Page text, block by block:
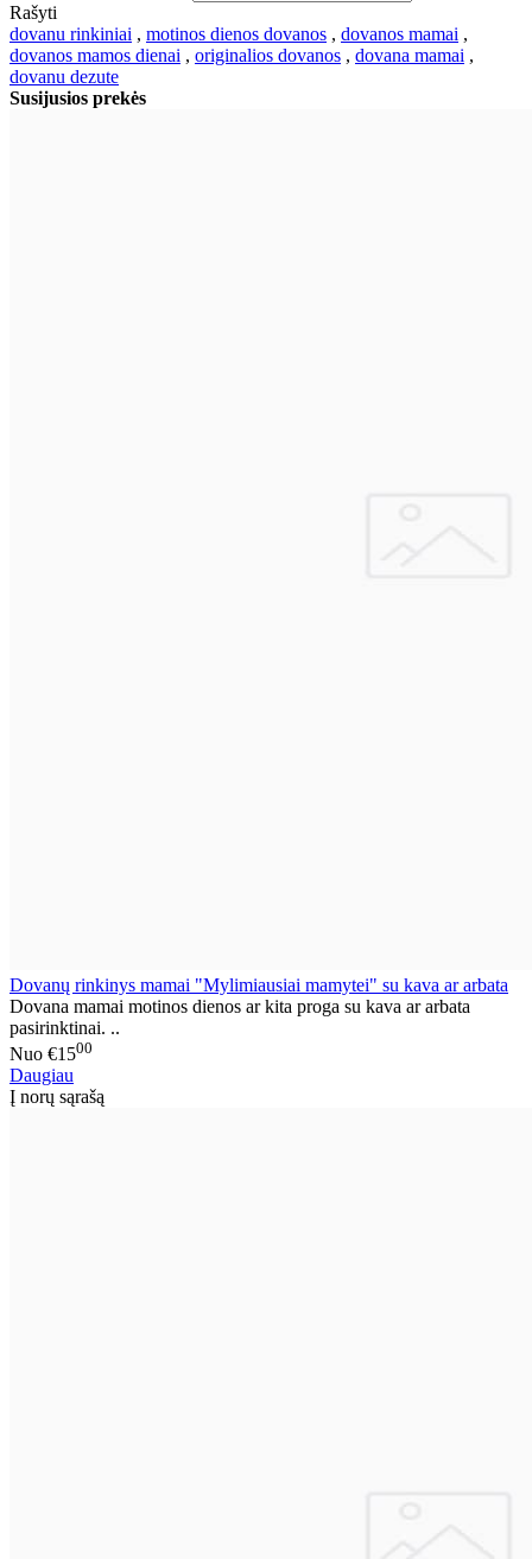
Rašyti
dovanu rinkiniai , motinos dienos dovanos , dovanos mamai ,
dovanos mamos dienai , originalios dovanos , dovana mamai ,
dovanu dezute
Susijusios prekės
Dovanų rinkinys mamai "Mylimiausiai mamytei" su kava ar arbata
Dovana mamai motinos dienos ar kita proga su kava ar arbata
pasirinktinai. ..
Nuo €1500
Daugiau
Į norų sąrašą